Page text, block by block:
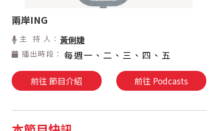
兩岸ING
主 持 人： 黃俐婕
播出時段： 每週一、二、三、四、五
前往 節目介紹 前往 Podcasts